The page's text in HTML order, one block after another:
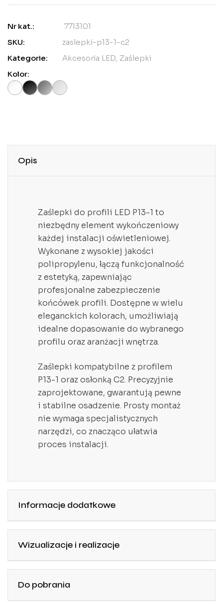
Nr kat.:
7713101
SKU:
zaslepki-p13-1-c2
Kategorie:
Akcesoria LED, Zaślepki
Kolor:
Opis
Zaślepki do profili LED P13-1 to
niezbędny element wykończeniowy
każdej instalacji oświetleniowej.
Wykonane z wysokiej jakości
polipropylenu, łączą funkcjonalność
z estetyką, zapewniając
profesjonalne zabezpieczenie
końcówek profili. Dostępne w wielu
eleganckich kolorach, umożliwiają
idealne dopasowanie do wybranego
profilu oraz aranżacji wnętrza.
Zaślepki kompatybilne z profilem
P13-1 oraz osłonką C2. Precyzyjnie
zaprojektowane, gwarantują pewne
i stabilne osadzenie. Prosty montaż
nie wymaga specjalistycznych
narzędzi, co znacząco ułatwia
proces instalacji.
Informacje dodatkowe
Wizualizacje i realizacje
Do pobrania